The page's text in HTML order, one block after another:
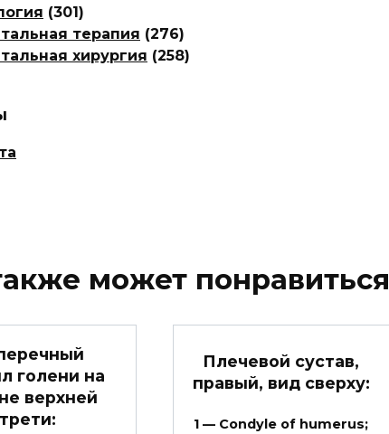
(301)
терапия (276)
хирургия (258)
может понравиться
голени на
верхней
трети:
Плечевой сустав,
правый, вид сверху:
1 — Condyle of humerus;